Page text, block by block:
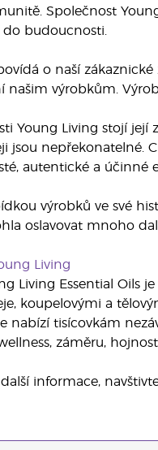
Společnost
budoucnosti.
o naší
našim výrobkům.
Young Living stojí její
jsou nepřekonatelné.
autentické a účinné
výrobků ve své
oslavovat mnoho
Living
Living Essential Oils
koupelovými a
nabízí tisícovkám
záměru,
informace,